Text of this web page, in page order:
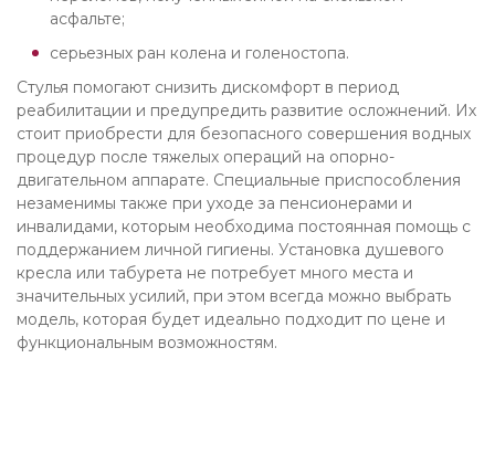
асфальте;
серьезных ран колена и голеностопа.
Стулья помогают снизить дискомфорт в период
реабилитации и предупредить развитие осложнений. Их
стоит приобрести для безопасного совершения водных
процедур после тяжелых операций на опорно-
двигательном аппарате. Специальные приспособления
незаменимы также при уходе за пенсионерами и
инвалидами, которым необходима постоянная помощь с
поддержанием личной гигиены. Установка душевого
кресла или табурета не потребует много места и
значительных усилий, при этом всегда можно выбрать
модель, которая будет идеально подходит по цене и
функциональным возможностям.